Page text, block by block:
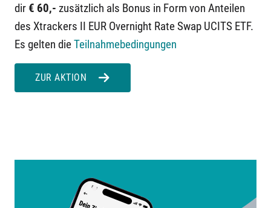
dir € 60,- zusätzlich als Bonus in Form von Anteilen
des Xtrackers II EUR Overnight Rate Swap UCITS ETF.
Es gelten dieTeilnahmebedingungen
ZUR AKTION